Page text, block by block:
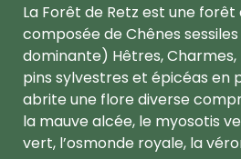
La Forêt de Retz est une forêt
composée de Chênes
dominante) Hêtres, Charmes,
pins sylvestres et épicéas en
abrite une flore diverse
la mauve alcée, le myosotis
vert, l’osmonde royale, la